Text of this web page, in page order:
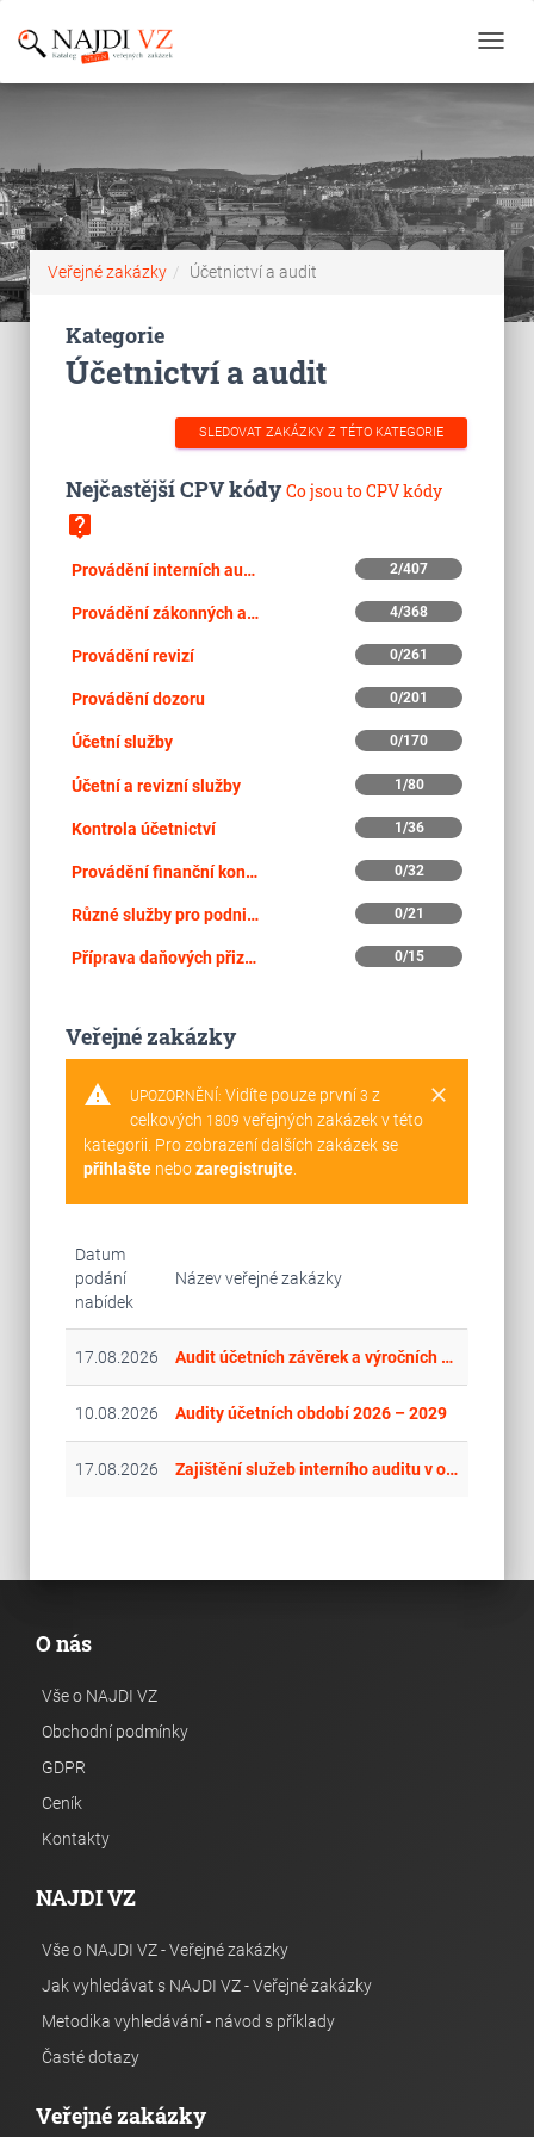
Veřejné zakázky Účetnictví a audit
Kategorie
Účetnictví a audit
SLEDOVAT ZAKÁZKY Z TÉTO KATEGORIE
Nejčastější CPV kódyCo jsou to CPV kódy
live_help
Provádění interních auditů 2/407
Provádění zákonných auditů 4/368
Provádění revizí 0/261
Provádění dozoru 0/201
Účetní služby 0/170
Účetní a revizní služby 1/80
Kontrola účetnictví 1/36
Provádění finanční kontroly 0/32
Různé služby pro podniky 0/21
Příprava daňových přiznání 0/15
Veřejné zakázky
warning clear
UPOZORNĚNÍ: Vidíte pouze první 3 z
celkových 1809 veřejných zakázek v této
kategorii. Pro zobrazení dalších zakázek se
přihlaštenebozaregistrujte.
Datum
podání
nabídek
Název veřejné zakázky
17.08.2026 Audit účetních závěrek a výročních zpráv za roky 2026 až 2028
10.08.2026 Audity účetních období 2026 – 2029
17.08.2026 Zajištění služeb interního auditu v oblasti informačních a komunikačních systémů a informační a kybernetické bezpečnosti v SZIF v letech 2026-2029
O nás
Vše o NAJDI VZ
Obchodní podmínky
GDPR
Ceník
Kontakty
NAJDI VZ
Vše o NAJDI VZ - Veřejné zakázky
Jak vyhledávat s NAJDI VZ - Veřejné zakázky
Metodika vyhledávání - návod s příklady
Časté dotazy
Veřejné zakázky